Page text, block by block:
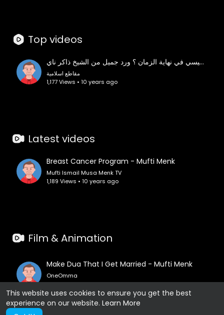
This website uses cookies to ensure you get the best
experience on our website. Learn More
Top videos
‫اذا كان سيدنا محمد هو خاتم النبيين كيف يعود سيدنا عيسي في نهاية الزمان ؟ ورد جميل من الشيخ ذاكر ناي
مقاطع اسلامية
1,177 Views • 10 years ago
Latest videos
Breast Cancer Program - Mufti Menk
Mufti Ismail Musa Menk TV
1,189 Views • 10 years ago
Film & Animation
Make Dua That I Get Married - Mufti Menk
OneOmma
1,212 Views • 10 years ago